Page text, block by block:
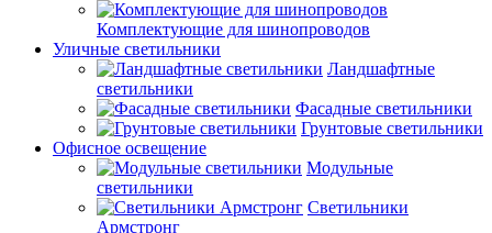
Комплектующие для шинопроводов
Уличные светильники
Ландшафтные
светильники
Фасадные светильники
Грунтовые светильники
Офисное освещение
Модульные
светильники
Светильники
Армстронг